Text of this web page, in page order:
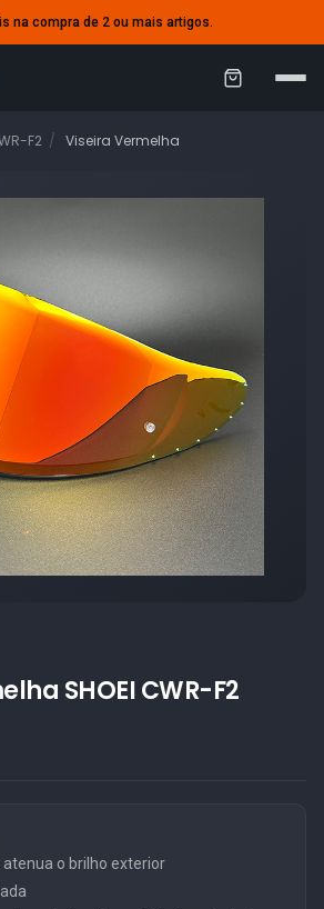
na compra de 2 ou mais artigos.
C
r
F2 Viseira Vermelha
SHOEI CWR-F2
o brilho exterior